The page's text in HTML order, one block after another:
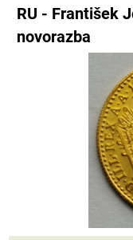
RU - František
novorazba